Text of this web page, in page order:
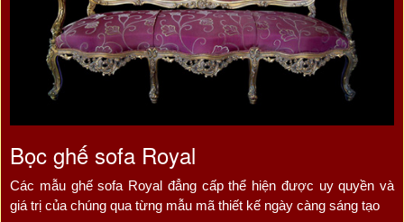
Bọc ghế sofa Royal
Các mẫu ghế sofa Royal đẳng cấp thể hiện được uy quyền và
giá trị của chúng qua từng mẫu mã thiết kế ngày càng sáng tạo